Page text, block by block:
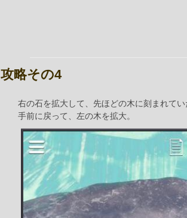
攻略その4
右の石を拡大して、先ほどの木に刻まれてい
手前に戻って、左の木を拡大。